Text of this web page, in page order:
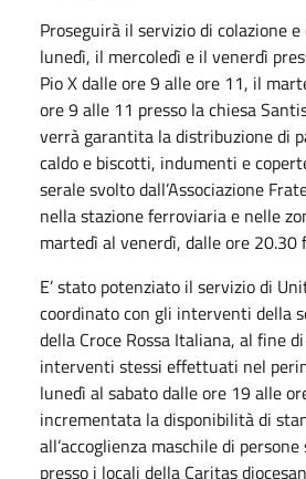
Proseguirà il servizio di colazione e
lunedì, il mercoledì e il venerdì
Pio X dalle ore 9 alle ore 11, il
ore 9 alle 11 presso la chiesa
verrà garantita la distribuzione di
caldo e biscotti, indumenti e
serale svolto dall’Associazione
nella stazione ferroviaria e nelle
martedì al venerdì, dalle ore 20.30
E’ stato potenziato il servizio di
coordinato con gli interventi della
della Croce Rossa Italiana, al fine
interventi stessi effettuati nel
lunedì al sabato dalle ore 19 alle
incrementata la disponibilità di
all’accoglienza maschile di
presso i locali della Caritas